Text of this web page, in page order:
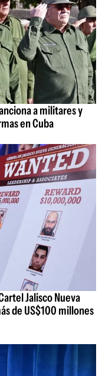
a militares y
en Cuba
Jalisco Nueva
de US$100 millones